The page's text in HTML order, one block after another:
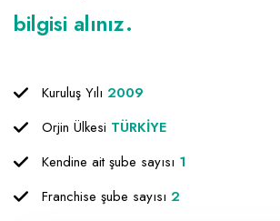
Seyahat - Rent A Car
bilgisi alınız.
Kuruluş Yılı 2009
Orjin Ülkesi TÜRKİYE
Kendine ait şube sayısı 1
Franchise şube sayısı 2